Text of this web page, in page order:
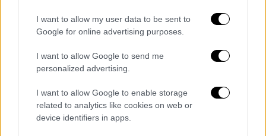
I want to allow my user data to be sent to
Google for online advertising purposes.
I want to allow Google to send me
personalized advertising.
I want to allow Google to enable storage
related to analytics like cookies on web or
device identifiers in apps.
αλλά οδηγήθηκαν στο λιμάνι του Λαυρίου.
φορτηγό πλοίο σημαίας Μπαχάμες, στο
οποίο είχαν επιβιβαστεί κατά τη διάρκεια
της επιχείρησης και με τη συνοδεία
Πλωτού
Ανοιχτής Θαλάσσης του Λιμενικού Σώματος